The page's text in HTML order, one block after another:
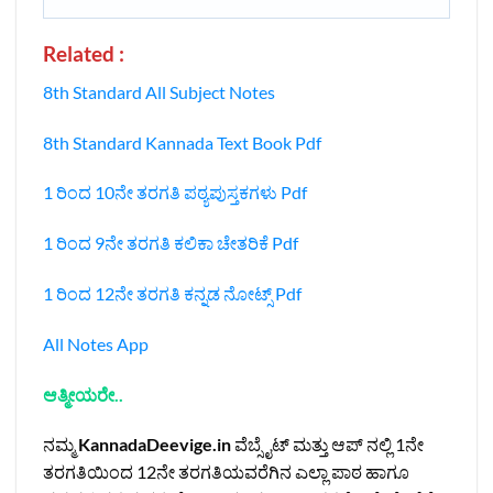
Related :
8th Standard All Subject Notes
8th Standard Kannada Text Book Pdf
1 ರಿಂದ 10ನೇ ತರಗತಿ ಪಠ್ಯಪುಸ್ತಕಗಳು Pdf
1 ರಿಂದ 9ನೇ ತರಗತಿ ಕಲಿಕಾ ಚೇತರಿಕೆ Pdf
1 ರಿಂದ 12ನೇ ತರಗತಿ ಕನ್ನಡ ನೋಟ್ಸ್‌ Pdf
All Notes App
ಆತ್ಮೀಯರೇ..
ನಮ್ಮKannadaDeevige.inವೆಬ್ಸೈಟ್ ಮತ್ತು ಆಪ್ ನಲ್ಲಿ 1ನೇ
ತರಗತಿಯಿಂದ 12ನೇ ತರಗತಿಯವರೆಗಿನ ಎಲ್ಲಾ ಪಾಠ ಹಾಗೂ